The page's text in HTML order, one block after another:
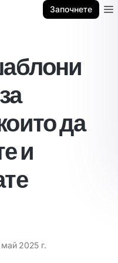
Започнете
да
и
май 2025 г.